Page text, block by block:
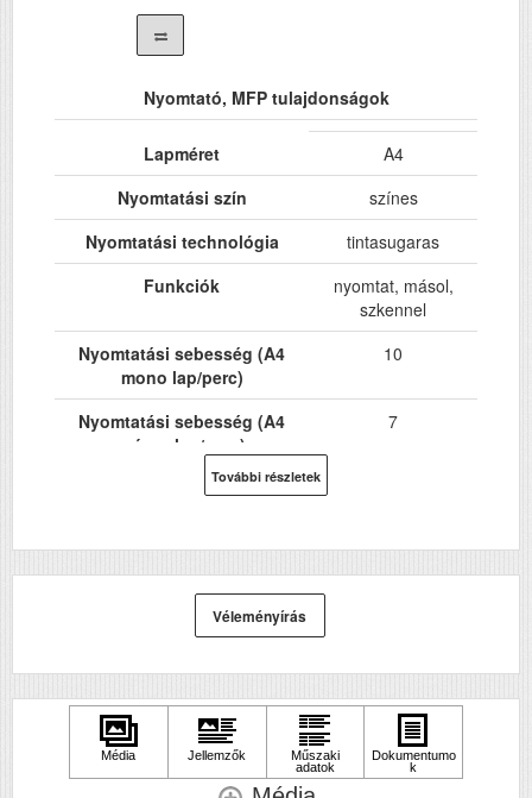
Nyomtató, MFP tulajdonságok
Lapméret
A4
Nyomtatási szín
színes
Nyomtatási technológia
tintasugaras
Funkciók
nyomtat, másol,
szkennel
Nyomtatási sebesség (A4
mono lap/perc)
10
Nyomtatási sebesség (A4
színes lap/perc)
7
Hálózat
USB
Igen
Kétoldalas, duplex
nyomtatás
lapolvasó)
DADF (automatikus
kétoldalas lapolvasás)
Nem
További részletek
Véleményírás